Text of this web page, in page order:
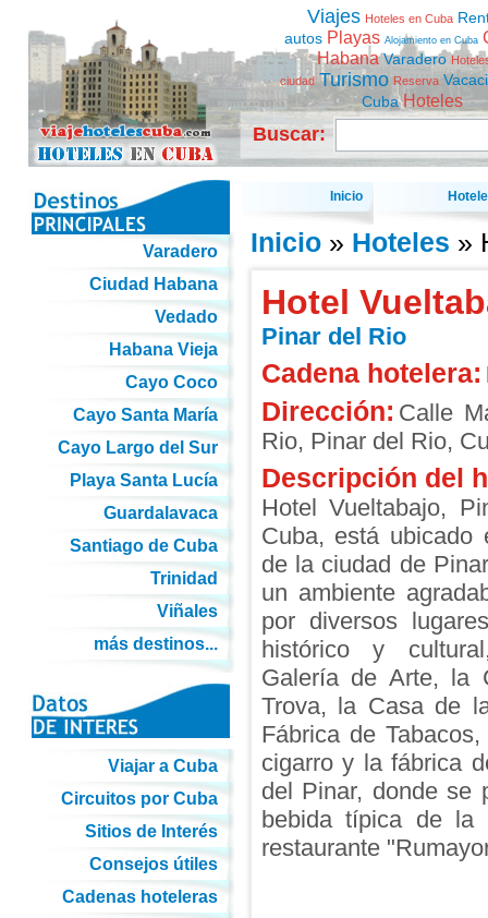
Viajes Hoteles en Cuba
autos Playas Alojamiento en Cuba
Habana Varadero
ciudad Turismo Reserva
Cuba Hoteles
Buscar:
Inicio
Inicio» Hoteles »
Hotel
Pinar del Rio
Cadena hotelera:
Dirección: Calle
Rio, Pinar del Rio,
Descripción del
Hotel Vueltabajo,
Cuba, está ubicado
de la ciudad de
un ambiente
por diversos
histórico y
Galería de Arte, la
Trova, la Casa de
Fábrica de
cigarro y la fábrica
del Pinar, donde se
bebida típica de la
restaurante
Varadero
Ciudad Habana
Vedado
Habana Vieja
Cayo Coco
Cayo Santa María
Cayo Largo del Sur
Playa Santa Lucía
Guardalavaca
Santiago de Cuba
Trinidad
Viñales
más destinos...
Viajar a Cuba
Circuitos por Cuba
Sitios de Interés
Consejos útiles
Cadenas hoteleras